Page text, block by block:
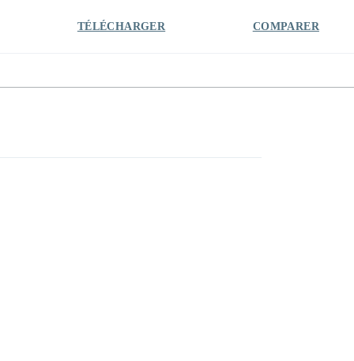
TÉLÉCHARGER COMPARER